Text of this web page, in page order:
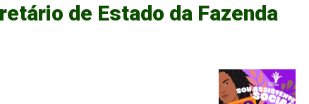
de Estado da Fazenda